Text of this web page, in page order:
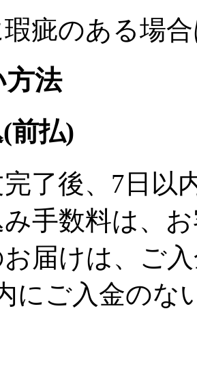
疵のある場
方法
前払)
了後、7日以
手数料は、
届けは、ご
にご入金のな